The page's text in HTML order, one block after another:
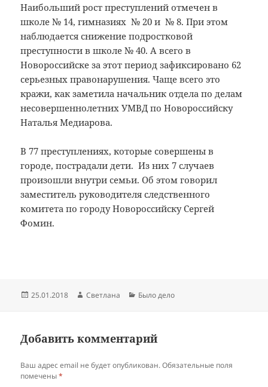
Наибольший рост преступлений отмечен в
школе № 14, гимназиях № 20 и № 8. При этом
наблюдается снижение подростковой
преступности в школе № 40. А всего в
Новороссийске за этот период зафиксировано 62
серьезных правонарушения. Чаще всего это
кражи, как заметила начальник отдела по делам
несовершеннолетних УМВД по Новороссийску
Наталья Медиарова.
В 77 преступлениях, которые совершены в
городе, пострадали дети. Из них 7 случаев
произошли внутри семьи. Об этом говорил
заместитель руководителя следственного
комитета по городу Новороссийску Сергей
Фомин.
Опубликовано
25.01.2018 Автор
Светлана Рубрики
Было дело
Добавить комментарий
Ваш адрес email не будет опубликован. Обязательные поля
помечены*